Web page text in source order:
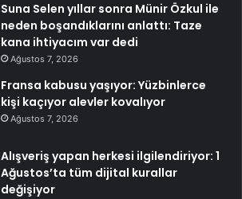
Suna Selen yıllar sonra Münir Özkul ile
neden boşandıklarını anlattı: Taze
kana ihtiyacım var dedi
Ağustos 7, 2026
Fransa kabusu yaşıyor: Yüzbinlerce
kişi kaçıyor alevler kovalıyor
Ağustos 7, 2026
Alışveriş yapan herkesi ilgilendiriyor: 1
Ağustos’ta tüm dijital kurallar
değişiyor